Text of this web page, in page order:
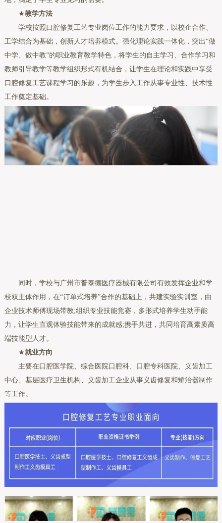
★教学方法
学校按照口腔修复工艺专业岗位工作的能力要求，以校企合作、
工学结合为基础，创新人才培养模式。强化理论实践一体化，突出“做
中学、做中教”的职业教育教学特色，将学生的自主学习、合作学习和
教师引导教学等教学组织形式有机结合，让学生在理论和实践中享受
口腔修复工艺课程学习的乐趣，为学生步入工作从事专业性、技术性
工作奠定基础。
同时，学校与广州市普泰德医疗器械有限公司有效发挥企业和学
校双主体作用，在“订单式培养”合作的基础上，共建实验实训室，由
企业技术师傅现场带教;组织专业技能竞赛，多形式培养学生动手能
力，让学生直观体验技能带来的成就感;携手共进，共同培育高素质高
端技能型人才。
★就业方向
主要在口腔医学院、综合医院口腔科、口腔专科医院、义齿加工
中心、基层医疗卫生机构、义齿加工企业从事义齿修复和矫治器制作
等工作。